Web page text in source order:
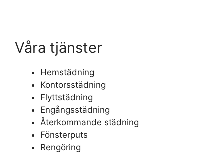
Våra tjänster
Hemstädning
Kontorsstädning
Flyttstädning
Engångsstädning
Återkommande städning
Fönsterputs
Rengöring